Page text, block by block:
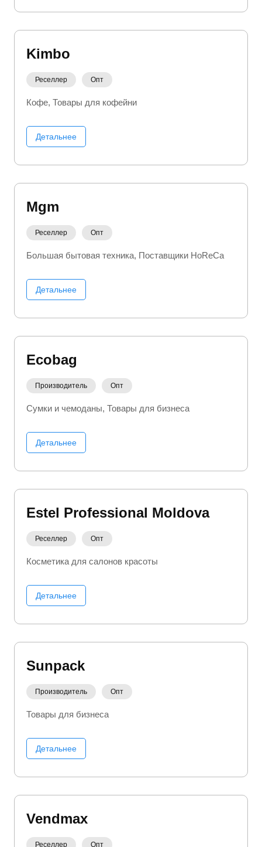
Kimbo
Реселлер Опт
Кофе Товары для кофейни
Детальнее
Mgm
Реселлер Опт
Большая бытовая техника Поставщики HoReCa
Детальнее
Ecobag
Производитель Опт
Сумки и чемоданы Товары для бизнеса
Детальнее
Estel Professional Moldova
Реселлер Опт
Косметика для салонов красоты
Детальнее
Sunpack
Производитель Опт
Товары для бизнеса
Детальнее
Vendmax
Реселлер Опт